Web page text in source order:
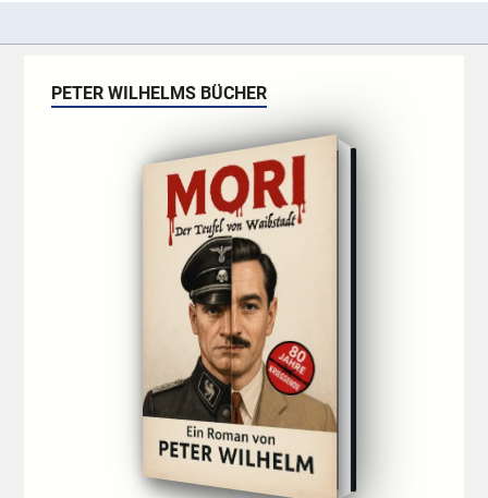
PETER WILHELMS BÜCHER